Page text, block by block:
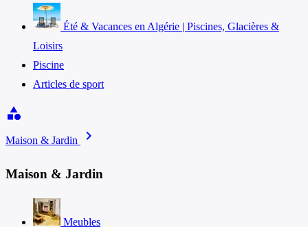
Été & Vacances en Algérie | Piscines, Glacières &
Loisirs
Piscine
Articles de sport
category
Maison & Jardin chevron_right
Maison & Jardin
Meubles